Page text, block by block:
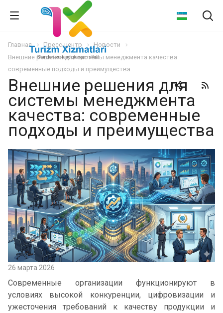
Главная Пресс-центр
Новости
Внешние решения для системы менеджмента качества:
современные подходы и преимущества
Внешние решения для
системы менеджмента
качества: современные
подходы и преимущества
26 марта 2026
Современные организации функционируют в
условиях высокой конкуренции, цифровизации и
ужесточения требований к качеству продукции и